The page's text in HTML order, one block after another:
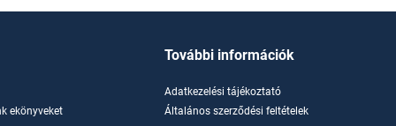
ekönyveket
További információk
Adatkezelési tájékoztató
Általános szerződési feltételek